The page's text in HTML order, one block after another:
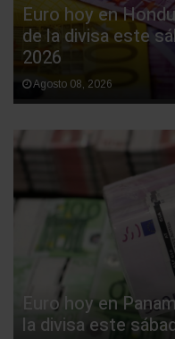
Euro hoy en
de la divisa este
2026
Agosto 08, 2026
Euro hoy en
la divisa este